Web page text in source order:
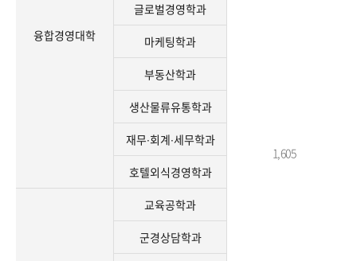
1,605
융합경영대학
글로벌경영학과
마케팅학과
부동산학과
생산물류유통학과
재무∙회계∙세무학과
호텔외식경영학과
교육공학과
군경상담학과